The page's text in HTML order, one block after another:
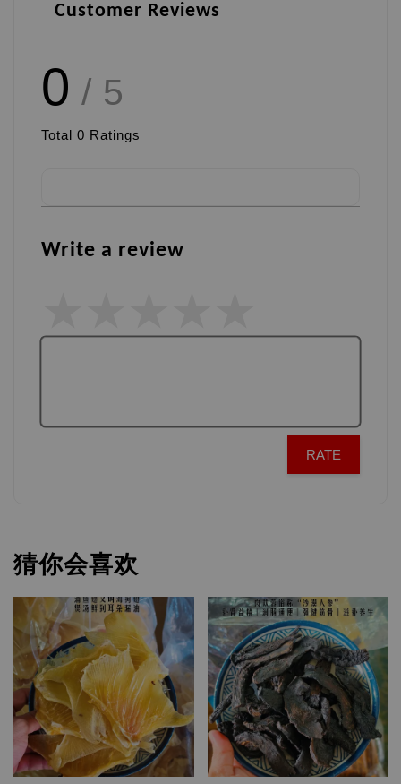
Customer Reviews
0 / 5
Total 0 Ratings
Write a review
RATE
猜你会喜欢